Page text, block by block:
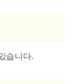
습니다.